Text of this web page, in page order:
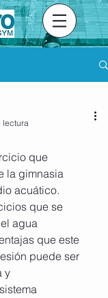
lectura
que
la gimnasia
acuático.
que se
agua
que este
puede ser
y